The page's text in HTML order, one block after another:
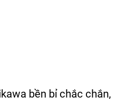
bền bỉ chắc chắn,